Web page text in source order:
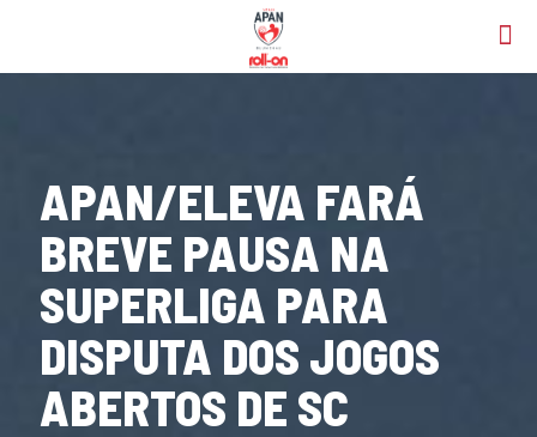
APAN/ELEVA FARÁ
BREVE PAUSA NA
SUPERLIGA PARA
DISPUTA DOS JOGOS
ABERTOS DE SC